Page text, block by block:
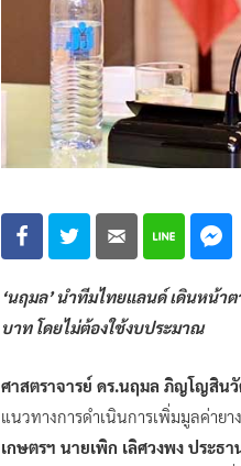
‘นฤมล’ นำทีมไทยแลนด์ เดินหน้า
บาท โดยไม่ต้องใช้งบประมาณ
ศาสตราจารย์ ดร.นฤมล ภิญโญสิ
แนวทางการดำเนินการเพิ่มมูลค่ายา
เกษตรฯ นายเพิก เลิศวงพง ประธ